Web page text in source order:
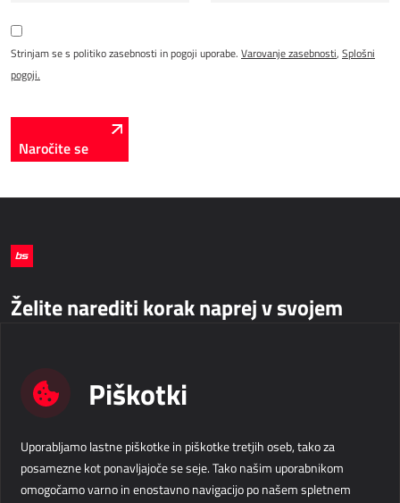
Strinjam se s politiko zasebnosti in pogoji uporabe. Varovanje zasebnosti, Splošni
pogoji.
Naročite se
Želite narediti korak naprej v svojem
Kontaktirajte nas
Velika pot 15
5250 Solkan
Slovenija
+386 5 338 41 00
Podatki o podjetju
Piškotki
Uporabljamo lastne piškotke in piškotke tretjih oseb, tako za
posamezne kot ponavljajoče se seje. Tako našim uporabnikom
omogočamo varno in enostavno navigacijo po našem spletnem